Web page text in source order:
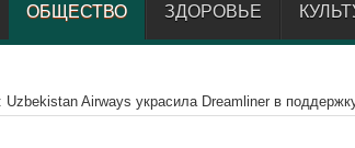
ОБЩЕСТВО ЗДОРОВЬЕ
Uzbekistan Airways украсила Dreamliner в